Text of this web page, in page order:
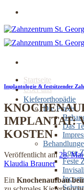
Zum
springen
Startseite
Über uns
Kieferorthopädie
Die Praxis
Das
Lose
Feste
Implantologie & festsitzender
IMPLANTAT:
KOSTEN
Veröffentlicht am 28.
Klaudia Brauner
Ein Knochenaufbau